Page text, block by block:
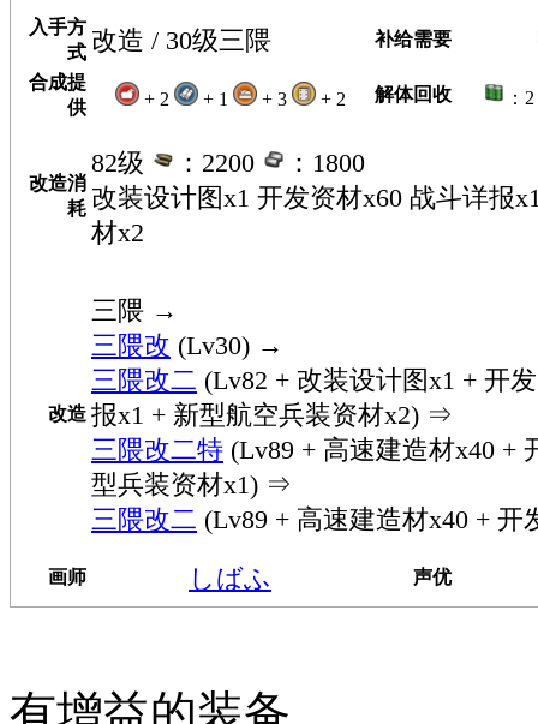
入手方
式 改造 / 30级三隈 补给需要
合成提
供
+ 2 + 1 + 3 + 2 解体回收 ：2
改造消
耗
82级 ：2200
：1800
改装设计图x1 开发资材x60 战斗详报
材x2
改造
三隈 →
三隈改 (Lv30) →
三隈改二 (Lv82 + 改装设计图x1 + 开
报x1 + 新型航空兵装资材x2) ⇒
三隈改二特 (Lv89 + 高速建造材x40 +
型兵装资材x1) ⇒
三隈改二 (Lv89 + 高速建造材x40 + 开
画师 しばふ 声优
有增益的装备